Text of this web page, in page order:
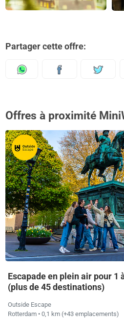
Partager cette offre:
Offres à proximité
Escapade en plein air pour 1
(plus de 45 destinations)
Outside Escape
Rotterdam • 0,1 km (+43 emplacements)